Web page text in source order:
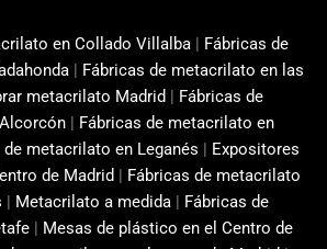
en Collado Villalba|
Fábricas de
|
Fábricas de metacrilato en las
metacrilato Madrid
Fábricas de
Fábricas de metacrilato en
de metacrilato en Leganés
Expositores
de Madrid
Fábricas de metacrilato
Metacrilato a medida
Fábricas de
| Mesas de plástico en el Centro de